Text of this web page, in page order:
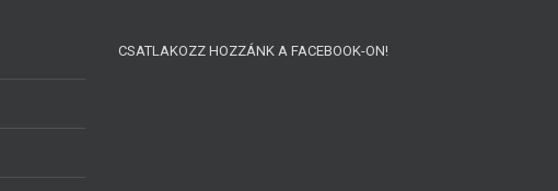
CSATLAKOZZ HOZZÁNK A FACEBOOK-ON!